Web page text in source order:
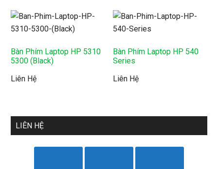
Bàn Phím Laptop HP 5310
5300 (Black)
Liên Hệ
Bàn Phím Laptop HP 540
Series
Liên Hệ
LIÊN HỆ